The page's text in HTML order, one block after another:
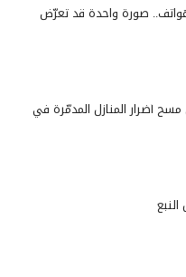
صورة واحدة قد تعرّض
أضرار المنازل المدمّرة في